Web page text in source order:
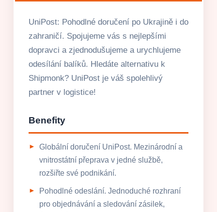
UniPost: Pohodlné doručení po Ukrajině i do
zahraničí. Spojujeme vás s nejlepšími
dopravci a zjednodušujeme a urychlujeme
odesílání balíků. Hledáte alternativu k
Shipmonk? UniPost je váš spolehlivý
partner v logistice!
Benefity
Globální doručení UniPost. Mezinárodní a
vnitrostátní přeprava v jedné službě,
rozšiřte své podnikání.
Pohodlné odeslání. Jednoduché rozhraní
pro objednávání a sledování zásilek,